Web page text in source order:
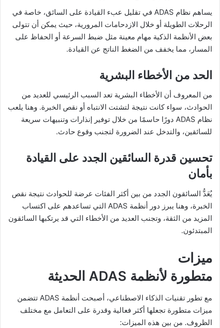
يساهم نظام ADAS في تقليل عبء القيادة على السائق، خاصة في
الرحلات الطويلة أو خلال الازدحامات المرورية، حيث يمكن أن تتولى
بعض الأنظمة الذكية مهام معينة مثل ضبط السرعة أو الحفاظ على
المسار، مما يخفف من الضغط الناتج عن القيادة.
الحد من الأخطاء البشرية
من المعروف أن الأخطاء البشرية تعد السبب الرئيسي للعديد من
الحوادث، سواء كانت نتيجة لتشتت الانتباه أو نقص الخبرة. وهنا يلعب
نظام ADAS دورًا حاسمًا من خلال توفير إنذارات وتنبيهات سريعة
للسائقين، والتدخل عند الضرورة لتجنب وقوع حادث.
تحسين قدرة السائقين الجدد على القيادة
بأمان
يُعَدُّ السائقون الجدد من بين أكثر الفئات عرضة للحوادث نتيجة نقص
الخبرة، وهنا يبرز دور أنظمة ADAS التي تساعدهم على اكتساب
المزيد من الثقة، وتجنب العديد من الأخطاء التي قد يرتكبها السائقون
المبتدئون.
ميزات
متطورة لأنظمة ADAS الحديثة
مع تطور تقنيات الذكاء الاصطناعي، أصبحت أنظمة ADAS تتضمن
ميزات متطورة تجعلها أكثر فعالية وقدرة على التعامل مع مختلف
الظروف. من بين هذه الميزات: